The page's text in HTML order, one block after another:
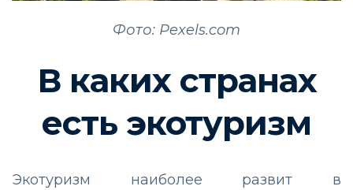
Фото: Pexels.com
В каких странах
есть экотуризм
Экотуризм наиболее развит в